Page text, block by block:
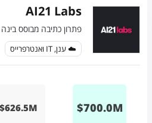
AI21 Labs
פתרון כתיבה מבוסס
☁️ ענן, IT ואנטרפרייס
M
700.0
$
$626.5M